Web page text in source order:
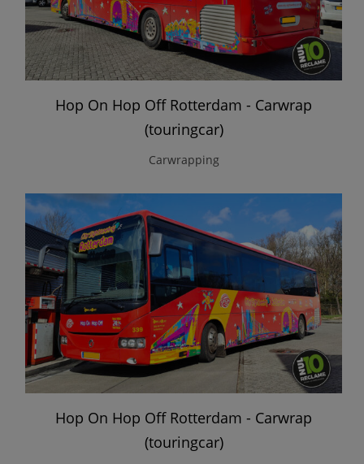
Hop On Hop Off Rotterdam - Carwrap
(touringcar)
Carwrapping
Hop On Hop Off Rotterdam - Carwrap
(touringcar)